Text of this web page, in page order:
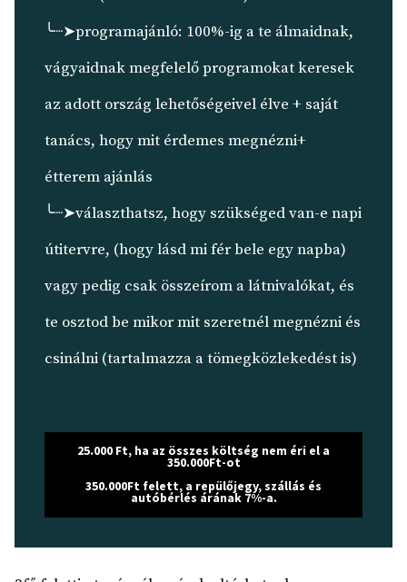
╰┈➤programajánló: 100%-ig a te álmaidnak,
vágyaidnak megfelelő programokat keresek
az adott ország lehetőségeivel élve + saját
tanács, hogy mit érdemes megnézni+
étterem ajánlás
╰┈➤választhatsz, hogy szükséged van-e napi
útitervre, (hogy lásd mi fér bele egy napba)
vagy pedig csak összeírom a látnivalókat, és
te osztod be mikor mit szeretnél megnézni és
csinálni (tartalmazza a tömegközlekedést is)
25.000 Ft, ha az összes költség nem éri el a
350.000Ft-ot
350.000Ft felett, a repülőjegy, szállás és
autóbérlés árának 7%-a.